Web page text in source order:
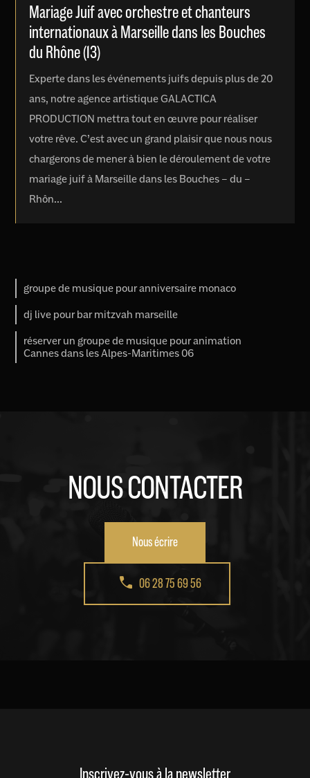
Mariage Juif avec orchestre et chanteurs
internationaux à Marseille dans les Bouches
du Rhône (13)
Experte dans les événements juifs depuis plus de 20
ans, notre agence artistique GALACTICA
PRODUCTION mettra tout en œuvre pour réaliser
votre rêve. C’est avec un grand plaisir que nous nous
chargerons de mener à bien le déroulement de votre
mariage juif à Marseille dans les Bouches – du –
Rhôn...
groupe de musique pour anniversaire monaco
dj live pour bar mitzvah marseille
réserver un groupe de musique pour animation
Cannes dans les Alpes-Maritimes 06
NOUS CONTACTER
Nous écrire
06 28 75 69 56
Inscrivez-vous à la newsletter